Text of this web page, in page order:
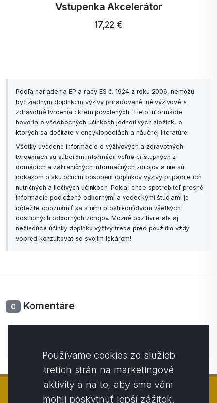
Vstupenka Akcelerátor
17,22 €
Podľa nariadenia EP a rady ES č. 1924 z roku 2006, nemôžu
byť žiadnym doplnkom výživy priraďované iné výživové a
zdravotné tvrdenia okrem povolených. Tieto informácie
hovoria o všeobecných účinkoch jednotlivých zložiek, o
ktorých sa dočítate v encyklopédiách a náučnej literatúre.
Všetky uvedené informácie o výživových a zdravotných
tvrdeniach sú súborom informácií voľne prístupných z
domácich a zahraničných informačných zdrojov a nie sú
dôkazom o skutočnom pôsobení doplnkov výživy prípadne ich
nutričných a liečivých účinkoch. Pokiaľ chce spotrebiteľ presné
informácie podložené odbornými a vedeckými štúdiami je
dôležité oboznámiť sa s nimi prostredníctvom všetkých
dostupných odborných zdrojov. Možné pozitívne ale aj
nežiadúce účinky doplnku výživy treba pred použitím vždy
vopred konzultovať so svojím lekárom!
0 Komentáre
Používame cookies zo služieb
tretích strán na marketingové
aktivity a na to, aby sme vám
mohli poskytnúť lepší zážitok.